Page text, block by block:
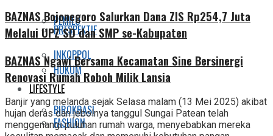
PEMILU
INKOPPOL
LIFESTYLE
FASHION
PRESPEKTIF
HUKUM
BIROKRASI
BAZNAS Bojonegoro Salurkan Dana ZIS Rp254,7 Juta
Melalui UPZ SD dan SMP se-Kabupaten
BAZNAS Ngawi Bersama Kecamatan Sine Bersinergi
Renovasi Rumah Roboh Milik Lansia
Banjir yang melanda sejak Selasa malam (13 Mei 2025) akibat
hujan deras dan jebolnya tanggul Sungai Patean telah
menggenangi puluhan rumah warga, menyebabkan mereka